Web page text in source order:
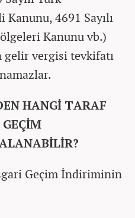
Kanunu, 4691 Sayılı
Kanunu vb.)
gelir vergisi tevkifatı
HANGİ TARAF
Geçim İndiriminin